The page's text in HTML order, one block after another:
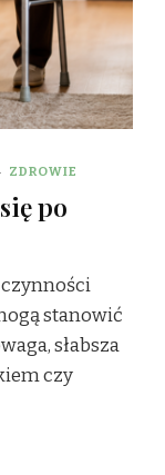
ZDROWIE
po
czynności
stanowić
słabsza
czy